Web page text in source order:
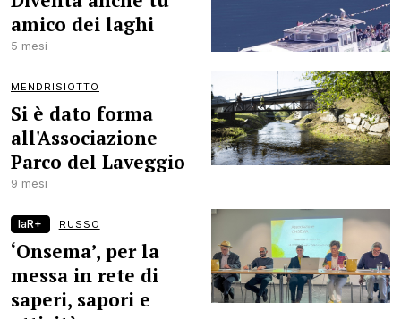
amico dei laghi
5 mesi
MENDRISIOTTO
Si è dato forma
all'Associazione
Parco del Laveggio
9 mesi
laR+ RUSSO
‘Onsema’, per la
messa in rete di
saperi, sapori e